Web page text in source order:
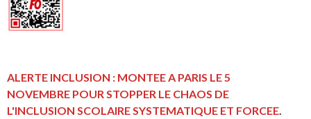
ALERTE INCLUSION : MONTEE A PARIS LE 5
NOVEMBRE POUR STOPPER LE CHAOS DE
L'INCLUSION SCOLAIRE SYSTEMATIQUE ET FORCEE